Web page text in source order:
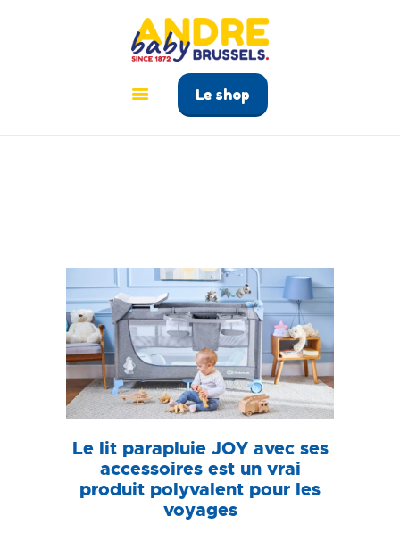
Le shop
ANDRÉ BABY BRUSSELS
Le tout pour bébé à Bruxelles
ACCUEIL
Le lit parapluie JOY avec ses
accessoires est un vrai
produit polyvalent pour les
voyages